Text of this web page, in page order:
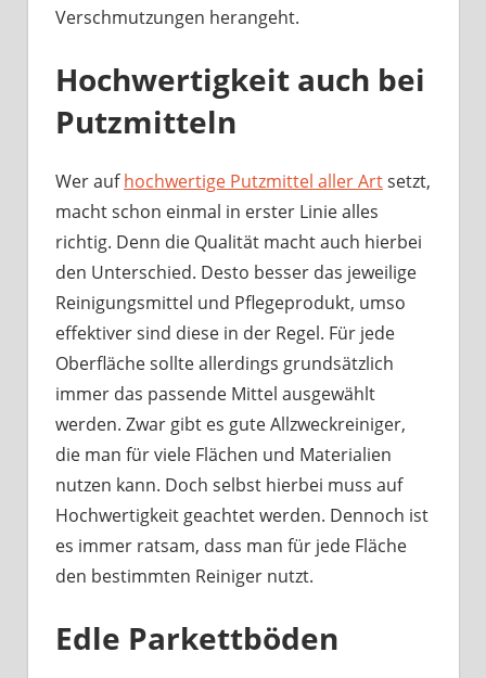
Verschmutzungen herangeht.
Hochwertigkeit auch bei
Putzmitteln
Wer aufhochwertige Putzmittel aller Artsetzt,
macht schon einmal in erster Linie alles
richtig. Denn die Qualität macht auch hierbei
den Unterschied. Desto besser das jeweilige
Reinigungsmittel und Pflegeprodukt, umso
effektiver sind diese in der Regel. Für jede
Oberfläche sollte allerdings grundsätzlich
immer das passende Mittel ausgewählt
werden. Zwar gibt es gute Allzweckreiniger,
die man für viele Flächen und Materialien
nutzen kann. Doch selbst hierbei muss auf
Hochwertigkeit geachtet werden. Dennoch ist
es immer ratsam, dass man für jede Fläche
den bestimmten Reiniger nutzt.
Edle Parkettböden